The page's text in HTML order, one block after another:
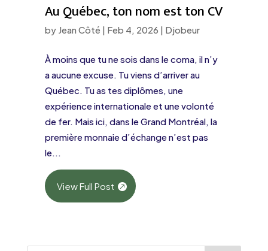
Au Québec, ton nom est ton CV
by Jean Côté | Feb 4, 2026 | Djobeur
À moins que tu ne sois dans le coma, il n’y
a aucune excuse. Tu viens d’arriver au
Québec. Tu as tes diplômes, une
expérience internationale et une volonté
de fer. Mais ici, dans le Grand Montréal, la
première monnaie d’échange n’est pas
le...
View Full Post